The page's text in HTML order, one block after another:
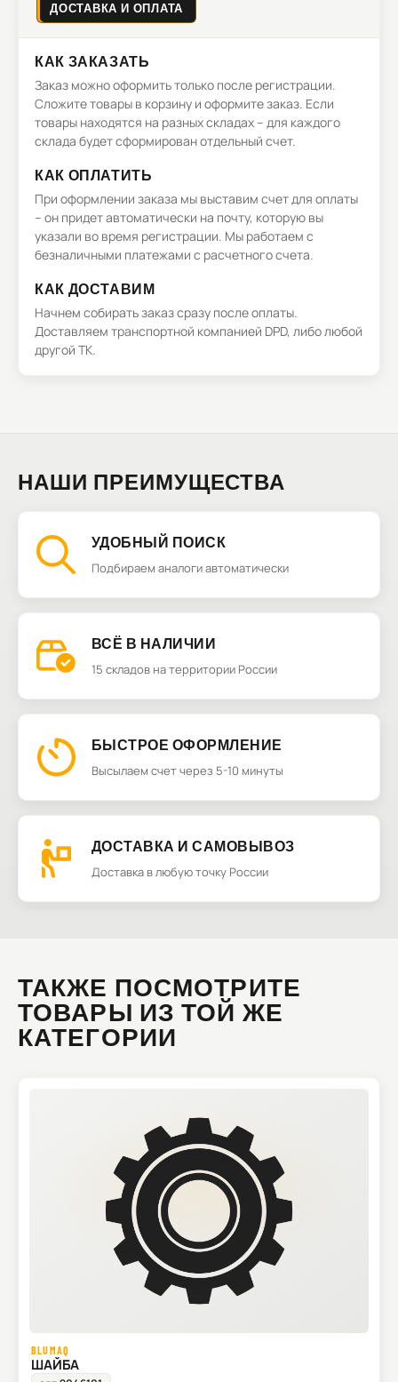
ДОСТАВКА И ОПЛАТА
КАК ЗАКАЗАТЬ
Заказ можно оформить только после регистрации.
Сложите товары в корзину и оформите заказ. Если
товары находятся на разных складах – для каждого
склада будет сформирован отдельный счет.
КАК ОПЛАТИТЬ
При оформлении заказа мы выставим счет для оплаты
– он придет автоматически на почту, которую вы
указали во время регистрации. Мы работаем с
безналичными платежами с расчетного счета.
КАК ДОСТАВИМ
Начнем собирать заказ сразу после оплаты.
Доставляем транспортной компанией DPD, либо любой
другой ТК.
НАШИ ПРЕИМУЩЕСТВА
УДОБНЫЙ ПОИСК
Подбираем аналоги автоматически
ВСЁ В НАЛИЧИИ
15 складов на территории России
БЫСТРОЕ ОФОРМЛЕНИЕ
Высылаем счет через 5-10 минуты
ДОСТАВКА И САМОВЫВОЗ
Доставка в любую точку России
ТАКЖЕ ПОСМОТРИТЕ
ТОВАРЫ ИЗ ТОЙ ЖЕ
КАТЕГОРИИ
BLUMAQ
ШАЙБА